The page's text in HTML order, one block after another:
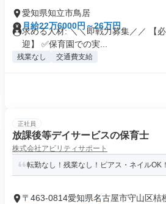
愛知県知立市鳥居
月給22万6000円～26万円
求める人材: ＼＼即戦力募集／／ 【
迎】 ✅保育園での実...
残業なし 交通費支給
正社員
放課後等デイサービスの保育士
株式会社アビリティサポート
転勤なし！残業なし！ピアス・ネイルOK
〒463-0814愛知県名古屋市守山区桔